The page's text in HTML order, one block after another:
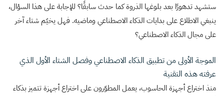
ستشهد تدهورًا بعد بلوغها الذروة كما حدث سابقًا؟ للإجابة على هذا السؤال،
ينبغي الاطلاع على بدايات الذكاء الاصطناعي وماضيه. فهل يخيّم شتاء آخر
على مجال الذكاء الاصطناعي؟
الموجة الأولى من تطبيق الذكاء الاصطناعي وفصل الشتاء الأول الذي
عرفته هذه التقنية
منذ اختراع أجهزة الحاسوب، يعمل المطوّرون على اختراع أجهزة تتميز بذكاء